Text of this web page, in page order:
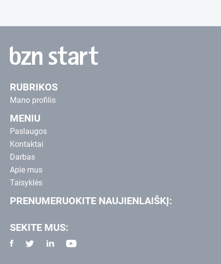
RUBRIKOS
Mano profilis
MENIU
Paslaugos
Kontaktai
Darbas
Apie mus
Taisyklės
PRENUMERUOKITE NAUJIENLAIŠKĮ:
SEKITE MUS: